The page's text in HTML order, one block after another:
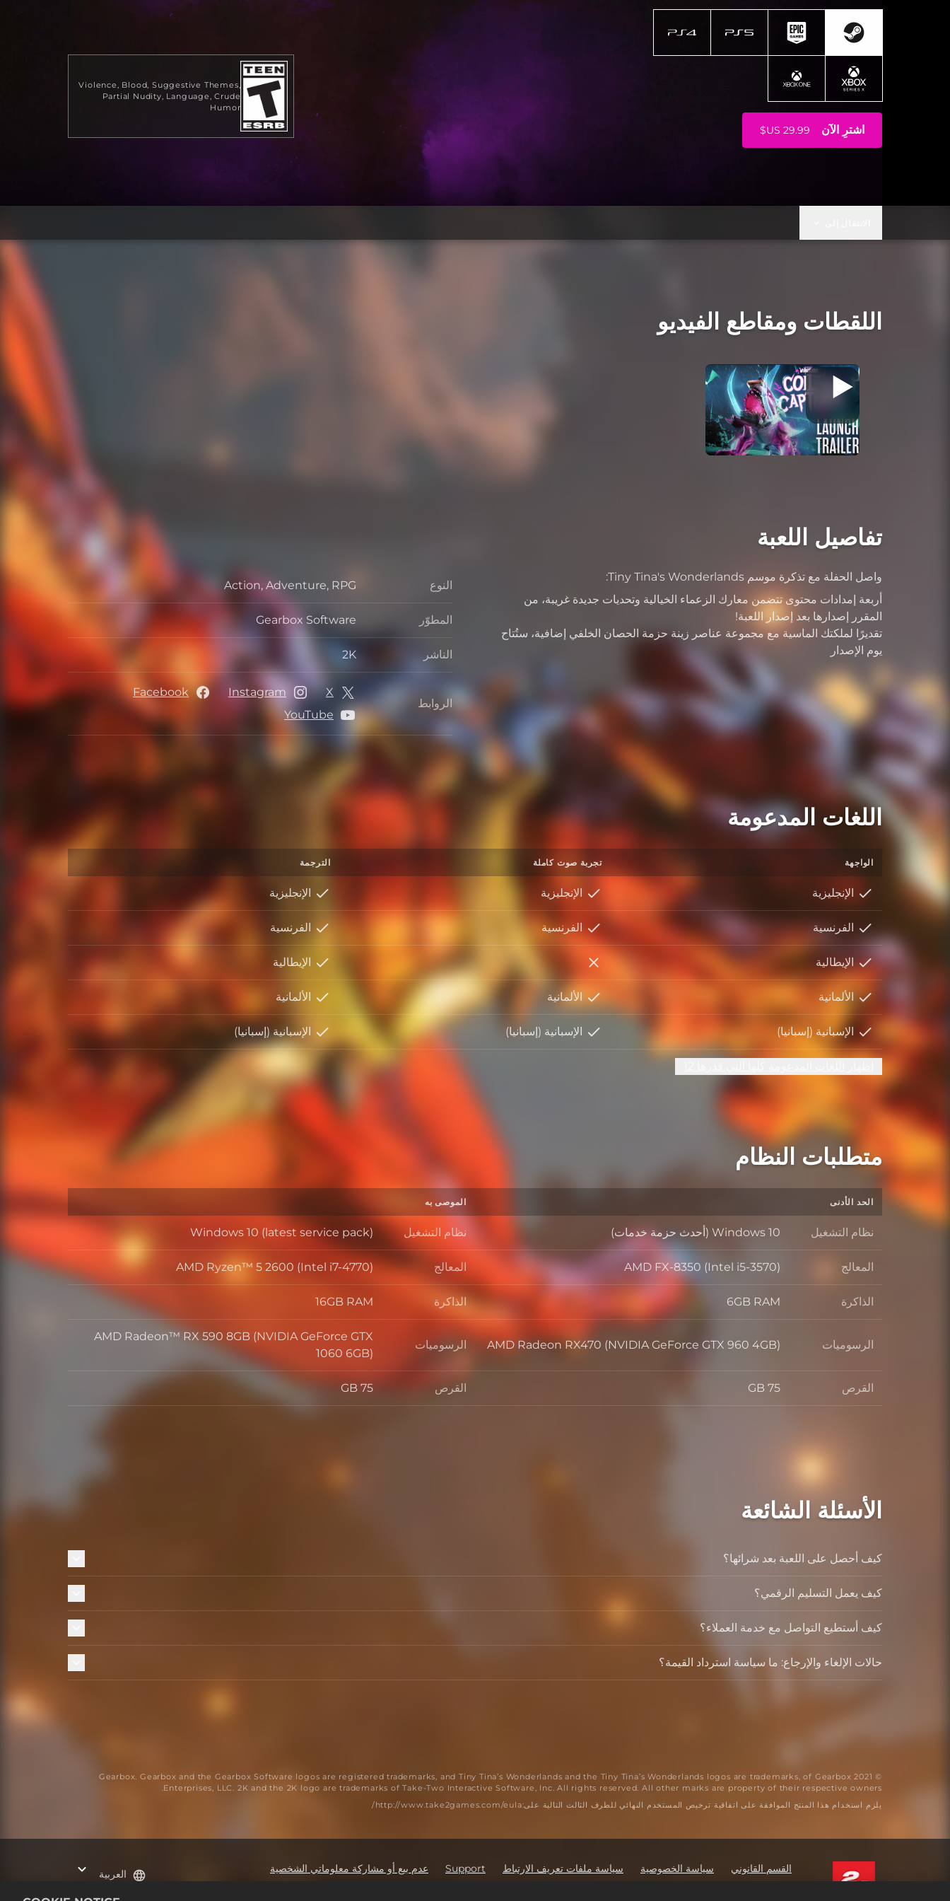
Violence Blood Suggestive Themes
Partial Nudity Language
Crude
Humor
اشترِ الآن
اللقطات ومقاطع الفيديو
تفاصيل اللعبة
واصل الحفلة مع تذكرة موسم Tiny Tina's Wonderlands:
أربعة إمدادات محتوى تتضمن معارك الزعماء الخيالية وتحديات جديدة غريبة، من
المقرر إصدارها بعد إصدار اللعبة!
تقديرًا لملكتك الماسية مع مجموعة عناصر زينة حزمة الحصان الخلفي إضافية، ستُتاح
يوم الإصدار
النوع
النوع
Action, Adventure, RPG
المطوّر
المطوّر
Gearbox Software
الناشر
الناشر
2K
الروابط
الروابط
X
Instagram
Facebook
YouTube
اللغات المدعومة
الواجهة تجربة صوت كاملة الترجمة
الإنجليزية الإنجليزية الإنجليزية
الفرنسية الفرنسية الفرنسية
الإيطالية
الإيطالية
الإيطالية
الألمانية الألمانية الألمانية
الإسبانية (إسبانيا) الإسبانية (إسبانيا) الإسبانية (إسبانيا)
متطلبات النظام
الحد الأدنى
نظام التشغيل
نظام التشغيل
Windows 10 (أحدث حزمة خدمات)
المعالج
المعالج
AMD FX-8350 (Intel i5-3570)
الذاكرة
الذاكرة
6GB RAM
الرسوميات
الرسوميات
AMD Radeon RX470 (NVIDIA GeForce GTX 960 4GB)
القرص
القرص
75 GB
الموصى به
نظام التشغيل
نظام التشغيل
Windows 10 (latest service pack)
المعالج
المعالج
AMD Ryzen™ 5 2600 (Intel i7-4770)
الذاكرة
الذاكرة
16GB RAM
الرسوميات
الرسوميات
AMD Radeon™ RX 590 8GB (NVIDIA GeForce GTX
1060 6GB)
القرص
القرص
75 GB
الأسئلة الشائعة
كيف أحصل على اللعبة بعد شرائها؟
كيف يعمل التسليم الرقمي؟
كيف أستطيع التواصل مع خدمة العملاء؟
حالات الإلغاء والإرجاع: ما سياسة استرداد القيمة؟
© 2021 Gearbox. Gearbox and the Gearbox Software logos are registered trademarks, and Tiny Tina’s Wonderlands and the Tiny Tina’s Wonderlands logos are trademarks, of Gearbox
Enterprises, LLC. 2K and the 2K logo are trademarks of Take-Two Interactive Software, Inc. All rights reserved. All other marks are property of their respective owners.
يلزم استخدام هذا المنتج الموافقة على اتفاقية ترخيص المستخدم النهائي للطرف الثالث التالية على:http://www.take2games.com/eula/
القسم القانوني سياسة الخصوصية سياسة ملفات تعريف الارتباط Support
عدم بيع أو مشاركة معلوماتي الشخصية
العربية